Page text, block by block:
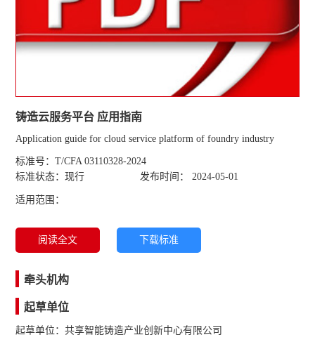
铸造云服务平台 应用指南
Application guide for cloud service platform of foundry industry
标准号：T/CFA 03110328-2024
标准状态：现行
发布时间： 2024-05-01
适用范围：
阅读全文 下载标准
牵头机构
起草单位
起草单位：共享智能铸造产业创新中心有限公司